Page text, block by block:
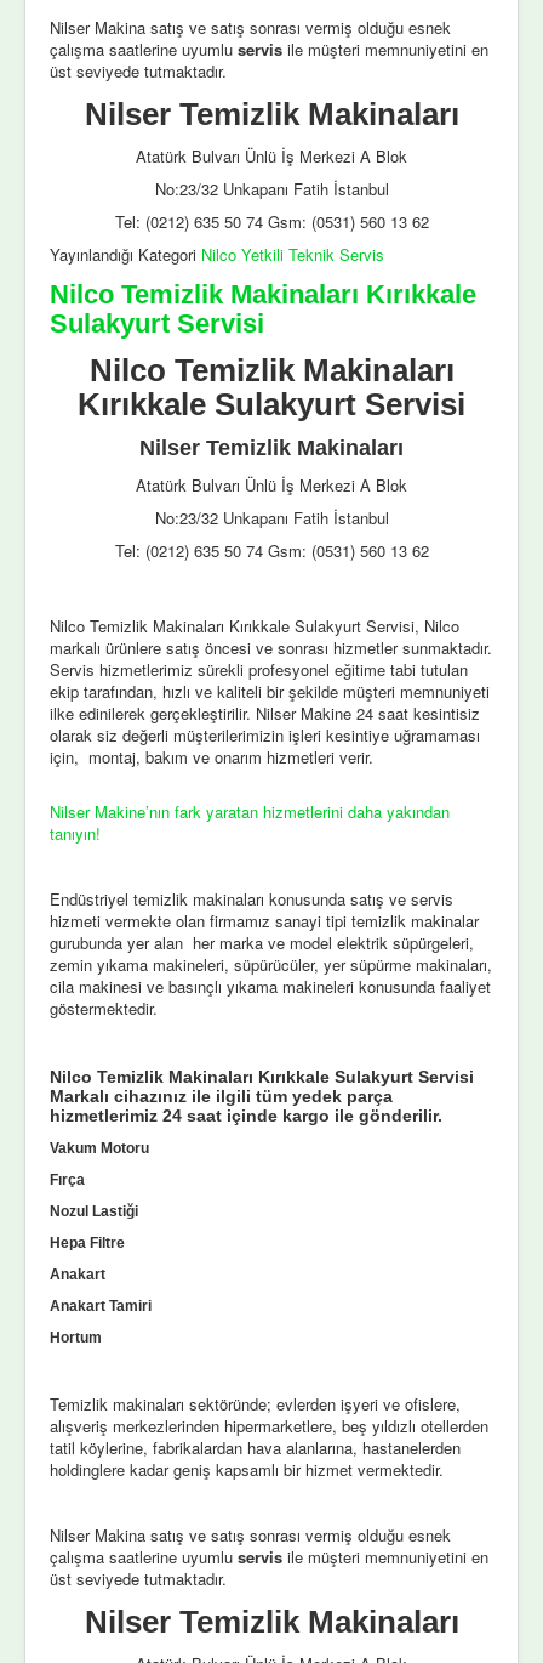
Nilser Makina satış ve satış sonrası vermiş olduğu esnek
çalışma saatlerine uyumlu servis ile müşteri memnuniyetini en
üst seviyede tutmaktadır.
Nilser Temizlik Makinaları
Atatürk Bulvarı Ünlü İş Merkezi A Blok
No:23/32 Unkapanı Fatih İstanbul
Tel: (0212) 635 50 74 Gsm: (0531) 560 13 62
Yayınlandığı Kategori Nilco Yetkili Teknik Servis
Nilco Temizlik Makinaları Kırıkkale
Sulakyurt Servisi
Nilco Temizlik Makinaları
Kırıkkale Sulakyurt Servisi
Nilser Temizlik Makinaları
Atatürk Bulvarı Ünlü İş Merkezi A Blok
No:23/32 Unkapanı Fatih İstanbul
Tel: (0212) 635 50 74 Gsm: (0531) 560 13 62
Nilco Temizlik Makinaları Kırıkkale Sulakyurt Servisi, Nilco
markalı ürünlere satış öncesi ve sonrası hizmetler sunmaktadır.
Servis hizmetlerimiz sürekli profesyonel eğitime tabi tutulan
ekip tarafından, hızlı ve kaliteli bir şekilde müşteri memnuniyeti
ilke edinilerek gerçekleştirilir. Nilser Makine 24 saat kesintisiz
olarak siz değerli müşterilerimizin işleri kesintiye uğramaması
için, montaj, bakım ve onarım hizmetleri verir.
Nilser Makine’nın fark yaratan hizmetlerini daha yakından
tanıyın!
Endüstriyel temizlik makinaları konusunda satış ve servis
hizmeti vermekte olan firmamız sanayi tipi temizlik makinalar
gurubunda yer alan her marka ve model elektrik süpürgeleri,
zemin yıkama makineleri, süpürücüler, yer süpürme makinaları,
cila makinesi ve basınçlı yıkama makineleri konusunda faaliyet
göstermektedir.
Nilco Temizlik Makinaları Kırıkkale Sulakyurt Servisi
Markalı cihazınız ile ilgili tüm yedek parça
hizmetlerimiz 24 saat içinde kargo ile gönderilir.
Vakum Motoru
Fırça
Nozul Lastiği
Hepa Filtre
Anakart
Anakart Tamiri
Hortum
Temizlik makinaları sektöründe; evlerden işyeri ve ofislere,
alışveriş merkezlerinden hipermarketlere, beş yıldızlı otellerden
tatil köylerine, fabrikalardan hava alanlarına, hastanelerden
holdinglere kadar geniş kapsamlı bir hizmet vermektedir.
Nilser Makina satış ve satış sonrası vermiş olduğu esnek
çalışma saatlerine uyumlu servis ile müşteri memnuniyetini en
üst seviyede tutmaktadır.
Nilser Temizlik Makinaları